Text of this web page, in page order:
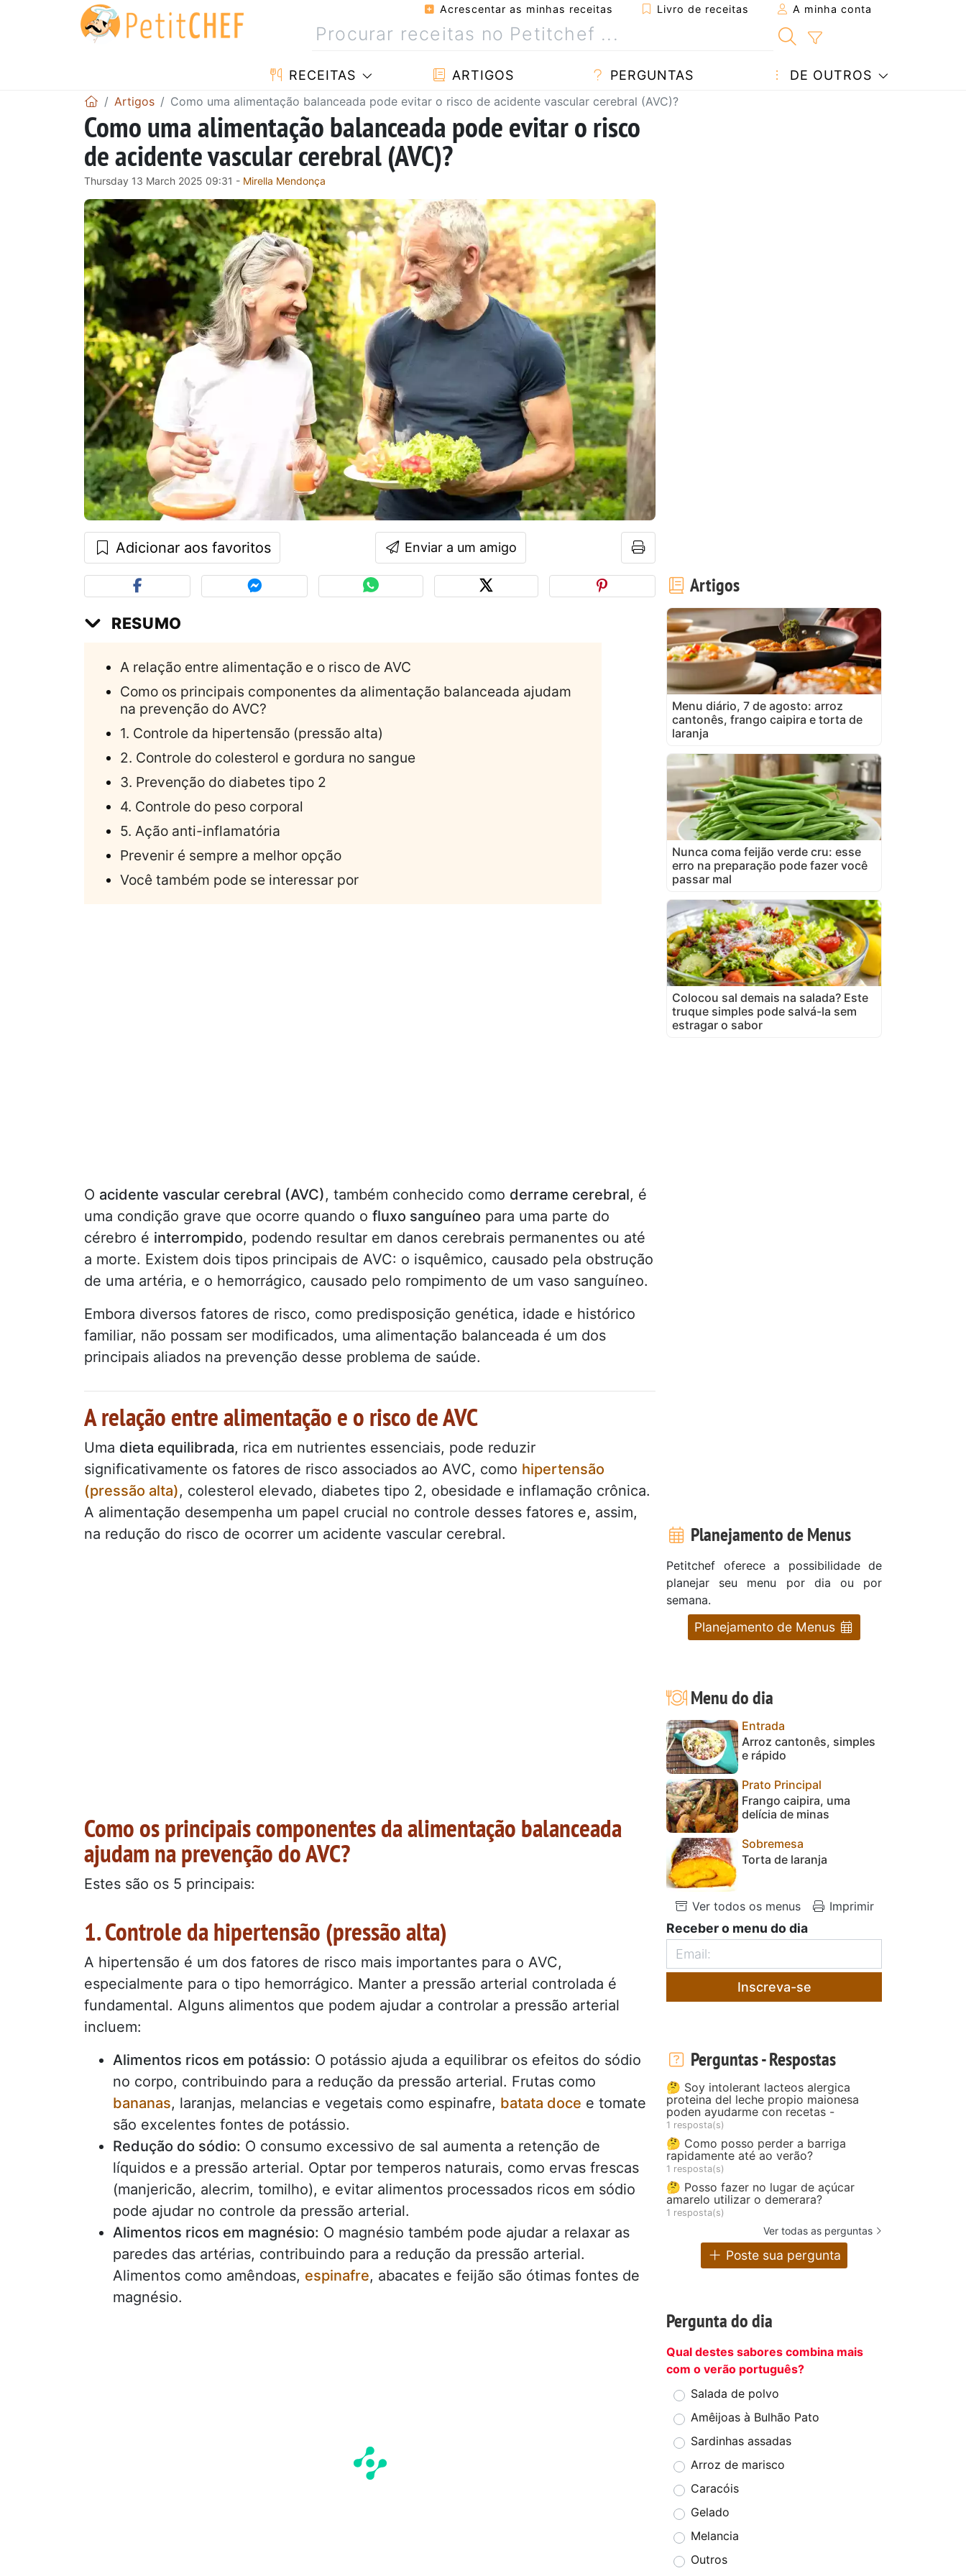
Acrescentar as minhas receitas Livro de receitas A minha conta
RECEITAS ARTIGOS PERGUNTAS DE OUTROS
Artigos Como uma alimentação balanceada pode evitar o risco de acidente vascular cerebral (AVC)?
Como uma alimentação balanceada pode evitar o risco
de acidente vascular cerebral (AVC)?
Thursday 13 March 2025 09:31 - Mirella Mendonça
Adicionar aos favoritos Enviar a um amigo
RESUMO
A relação entre alimentação e o risco de AVC
Como os principais componentes da alimentação balanceada ajudam
na prevenção do AVC?
1. Controle da hipertensão (pressão alta)
2. Controle do colesterol e gordura no sangue
3. Prevenção do diabetes tipo 2
4. Controle do peso corporal
5. Ação anti-inflamatória
Prevenir é sempre a melhor opção
Você também pode se interessar por
O acidente vascular cerebral (AVC), também conhecido como derrame cerebral, é
uma condição grave que ocorre quando o fluxo sanguíneo para uma parte do
cérebro é interrompido, podendo resultar em danos cerebrais permanentes ou até
a morte. Existem dois tipos principais de AVC: o isquêmico, causado pela obstrução
de uma artéria, e o hemorrágico, causado pelo rompimento de um vaso sanguíneo.
Embora diversos fatores de risco, como predisposição genética, idade e histórico
familiar, não possam ser modificados, uma alimentação balanceada é um dos
principais aliados na prevenção desse problema de saúde.
A relação entre alimentação e o risco de AVC
Uma dieta equilibrada, rica em nutrientes essenciais, pode reduzir
significativamente os fatores de risco associados ao AVC, como hipertensão
(pressão alta), colesterol elevado, diabetes tipo 2, obesidade e inflamação crônica.
A alimentação desempenha um papel crucial no controle desses fatores e, assim,
na redução do risco de ocorrer um acidente vascular cerebral.
Como os principais componentes da alimentação balanceada
ajudam na prevenção do AVC?
Estes são os 5 principais:
1. Controle da hipertensão (pressão alta)
A hipertensão é um dos fatores de risco mais importantes para o AVC,
especialmente para o tipo hemorrágico. Manter a pressão arterial controlada é
fundamental. Alguns alimentos que podem ajudar a controlar a pressão arterial
incluem:
Alimentos ricos em potássio: O potássio ajuda a equilibrar os efeitos do sódio
no corpo, contribuindo para a redução da pressão arterial. Frutas como
bananas, laranjas, melancias e vegetais como espinafre, batata doce e tomate
são excelentes fontes de potássio.
Redução do sódio: O consumo excessivo de sal aumenta a retenção de
líquidos e a pressão arterial. Optar por temperos naturais, como ervas frescas
(manjericão, alecrim, tomilho), e evitar alimentos processados ricos em sódio
pode ajudar no controle da pressão arterial.
Alimentos ricos em magnésio: O magnésio também pode ajudar a relaxar as
paredes das artérias, contribuindo para a redução da pressão arterial.
Alimentos como amêndoas, espinafre, abacates e feijão são ótimas fontes de
magnésio.
Artigos
Menu diário, 7 de agosto: arroz
cantonês, frango caipira e torta de
laranja
Nunca coma feijão verde cru: esse
erro na preparação pode fazer você
passar mal
Colocou sal demais na salada? Este
truque simples pode salvá-la sem
estragar o sabor
Planejamento de Menus
Petitchef oferece a possibilidade de
planejar seu menu por dia ou por
semana.
Planejamento de Menus
Menu do dia
Entrada
Arroz cantonês, simples
e rápido
Prato Principal
Frango caipira, uma
delícia de minas
Sobremesa
Torta de laranja
Ver todos os menus Imprimir
Receber o menu do dia
Inscreva-se
Perguntas - Respostas
🤔 Soy intolerant lacteos alergica
proteina del leche propio maionesa
poden ayudarme con recetas -
1 resposta(s)
🤔 Como posso perder a barriga
rapidamente até ao verão?
1 resposta(s)
🤔 Posso fazer no lugar de açúcar
amarelo utilizar o demerara?
1 resposta(s)
Ver todas as perguntas
Poste sua pergunta
Pergunta do dia
Qual destes sabores combina mais
com o verão português?
Salada de polvo
Amêijoas à Bulhão Pato
Sardinhas assadas
Arroz de marisco
Caracóis
Gelado
Melancia
Outros